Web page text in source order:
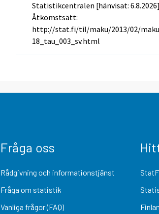
Statistikcentralen [hänvisat:
Åtkomstsätt:
http://stat.fi/til/maku/2013/02/
18_tau_003_sv.html
Fråga oss
Rådgivning och informationstjänst
Fråga om statistik
Vanliga frågor (FAQ)